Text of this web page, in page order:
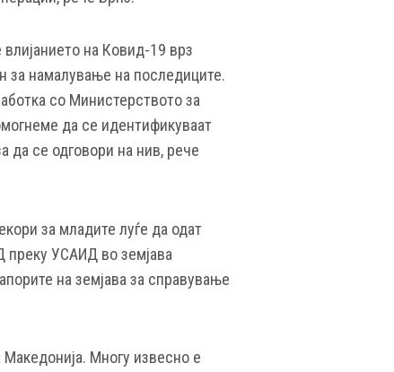
на Ковид-19 врз
за намалување на последиците.
со Министерството за
да се идентификуваат
да се одговори на нив, рече
за младите луѓе да одат
преку УСАИД во земјава
на земјава за справување
Многу извесно е